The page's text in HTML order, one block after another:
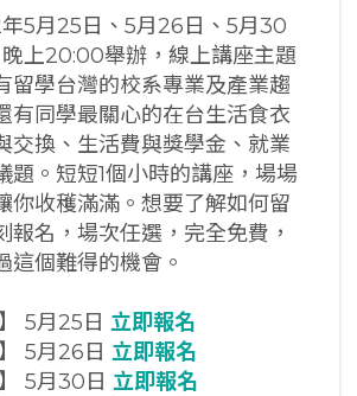
5月25日、5月26日、5月30
晚上20:00舉辦，線上講座主題
留學台灣的校系專業及產業趨
有同學最關心的在台生活食衣
交換、生活費與獎學金、就業
題。短短1個小時的講座，場場
你收穫滿滿。想要了解如何留
報名，場次任選，完全免費，
這個難得的機會。
5月25日 立即報名
5月26日 立即報名
5月30日 立即報名